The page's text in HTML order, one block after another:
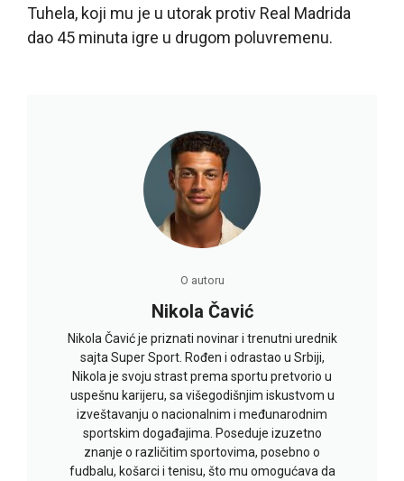
Tuhela, koji mu je u utorak protiv Real Madrida
dao 45 minuta igre u drugom poluvremenu.
O autoru
Nikola Čavić
Nikola Čavić je priznati novinar i trenutni urednik
sajta Super Sport. Rođen i odrastao u Srbiji,
Nikola je svoju strast prema sportu pretvorio u
uspešnu karijeru, sa višegodišnjim iskustvom u
izveštavanju o nacionalnim i međunarodnim
sportskim događajima. Poseduje izuzetno
znanje o različitim sportovima, posebno o
fudbalu, košarci i tenisu, što mu omogućava da